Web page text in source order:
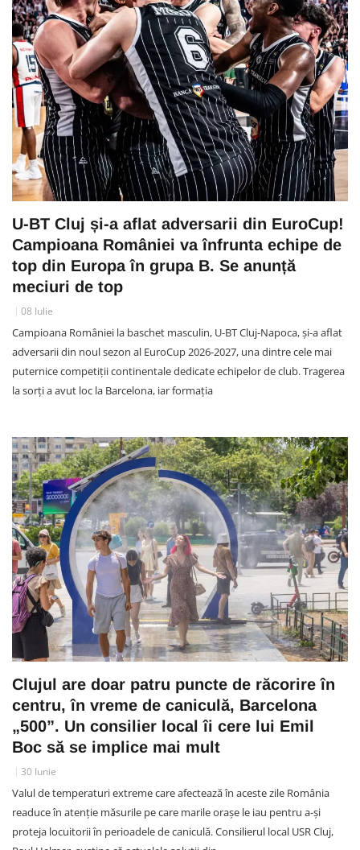
U-BT Cluj și-a aflat adversarii din EuroCup!
Campioana României va înfrunta echipe de
top din Europa în grupa B. Se anunță
meciuri de top
08 Iulie
Campioana României la baschet masculin, U-BT Cluj-Napoca, și-a aflat
adversarii din noul sezon al EuroCup 2026-2027, una dintre cele mai
puternice competiții continentale dedicate echipelor de club. Tragerea
la sorți a avut loc la Barcelona, iar formația
Clujul are doar patru puncte de răcorire în
centru, în vreme de caniculă, Barcelona
„500”. Un consilier local îi cere lui Emil
Boc să se implice mai mult
30 Iunie
Valul de temperaturi extreme care afectează în aceste zile România
readuce în atenție măsurile pe care marile orașe le iau pentru a-și
proteja locuitorii în perioadele de caniculă. Consilierul local USR Cluj,